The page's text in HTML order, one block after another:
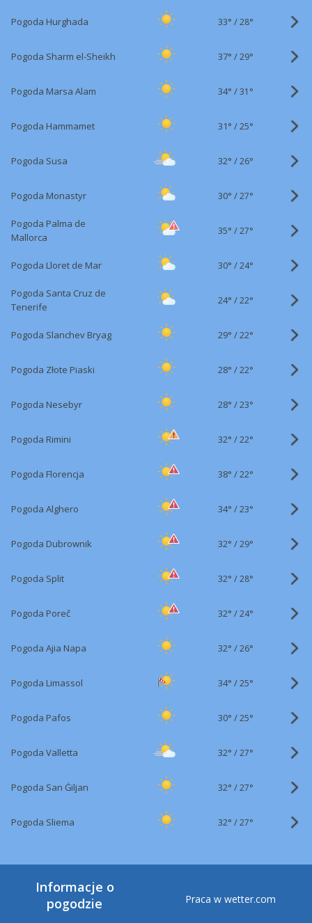
Pogoda Hurghada 33° /28°
Pogoda Sharm el-Sheikh 37° /29°
Pogoda Marsa Alam 34° /31°
Pogoda Hammamet 31° /25°
Pogoda Susa 32° /26°
Pogoda Monastyr 30° /27°
Pogoda Palma de
Mallorca
35° /27°
Pogoda Lloret de Mar 30° /24°
Pogoda Santa Cruz de
Tenerife
24° /22°
Pogoda Slanchev Bryag 29° /22°
Pogoda Złote Piaski 28° /22°
Pogoda Nesebyr 28° /23°
Pogoda Rimini 32° /22°
Pogoda Florencja 38° /22°
Pogoda Alghero 34° /23°
Pogoda Dubrownik 32° /29°
Pogoda Split 32° /28°
Pogoda Poreč 32° /24°
Pogoda Ajia Napa 32° /26°
Pogoda Limassol 34° /25°
Pogoda Pafos 30° /25°
Pogoda Valletta 32° /27°
Pogoda San Ġiljan 32° /27°
Pogoda Sliema 32° /27°
Informacje o
pogodzie
Praca w wetter.com